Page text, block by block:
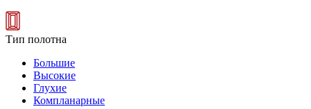
Тип полотна
Большие
Высокие
Глухие
Компланарные